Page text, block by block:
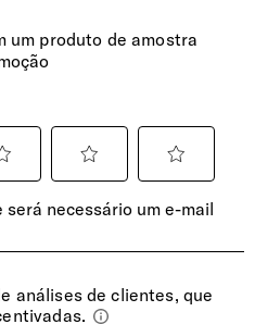
do avião. Bagagem de
da IATA.